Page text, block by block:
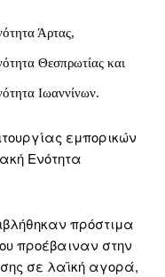
Άρτας,
Θεσπρωτίας και
Ιωαννίνων.
εμπορικών
Ενότητα
πρόστιμα
προέβαιναν στην
σε λαϊκή αγορά,